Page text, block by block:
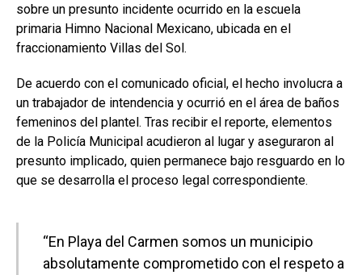
sobre un presunto incidente ocurrido en la escuela
primaria Himno Nacional Mexicano, ubicada en el
fraccionamiento Villas del Sol.
De acuerdo con el comunicado oficial, el hecho involucra a
un trabajador de intendencia y ocurrió en el área de baños
femeninos del plantel. Tras recibir el reporte, elementos
de la Policía Municipal acudieron al lugar y aseguraron al
presunto implicado, quien permanece bajo resguardo en lo
que se desarrolla el proceso legal correspondiente.
“En Playa del Carmen somos un municipio
absolutamente comprometido con el respeto a